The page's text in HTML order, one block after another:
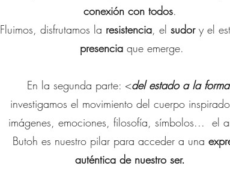
conexión con todos.
Fluimos, disfrutamos la resistencia, el sudory el
presenciaque emerge.
En la segunda parte: <del estado a la forma
investigamos el movimiento del cuerpo
imágenes, emociones, filosofía, símbolos... el
Butoh es nuestro pilar para acceder a una
auténtica de nuestro ser.